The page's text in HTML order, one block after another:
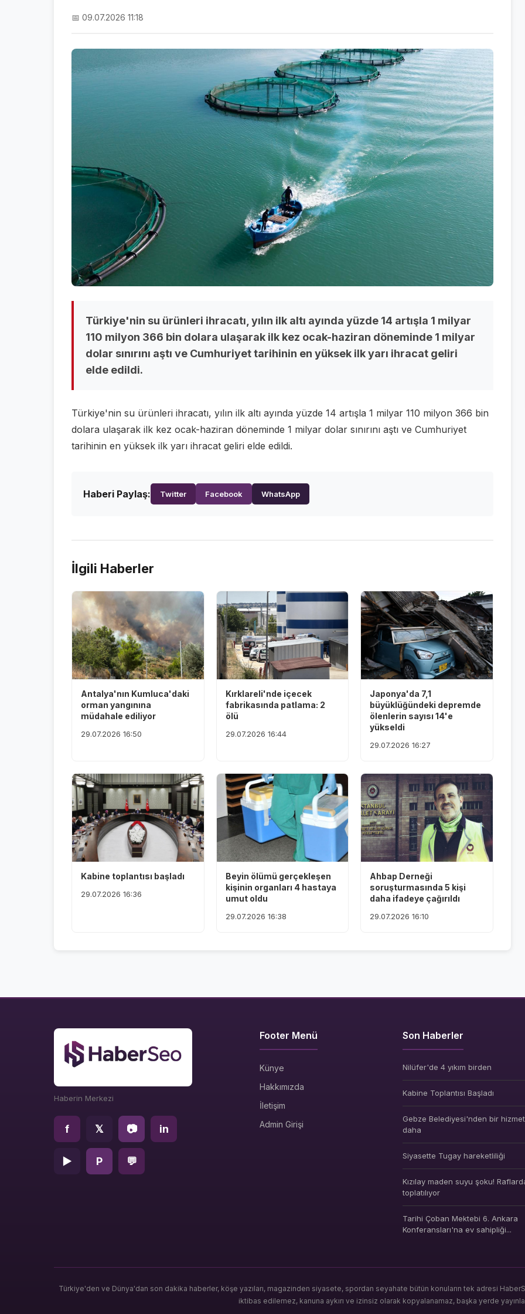
📅 09.07.2026 11:18
Türkiye'nin su ürünleri ihracatı, yılın ilk altı ayında yüzde 14 artışla 1 milyar
110 milyon 366 bin dolara ulaşarak ilk kez ocak-haziran döneminde 1 milyar
dolar sınırını aştı ve Cumhuriyet tarihinin en yüksek ilk yarı ihracat geliri
elde edildi.
Türkiye'nin su ürünleri ihracatı, yılın ilk altı ayında yüzde 14 artışla 1 milyar 110 milyon 366 bin
dolara ulaşarak ilk kez ocak-haziran döneminde 1 milyar dolar sınırını aştı ve Cumhuriyet
tarihinin en yüksek ilk yarı ihracat geliri elde edildi.
Haberi Paylaş: Twitter Facebook WhatsApp
İlgili Haberler
Antalya'nın Kumluca'daki
orman yangınına
müdahale ediliyor
29.07.2026 16:50
Kırklareli'nde içecek
fabrikasında patlama: 2
ölü
29.07.2026 16:44
Japonya'da 7,1
büyüklüğündeki depremde
ölenlerin sayısı 14'e
yükseldi
29.07.2026 16:27
Kabine toplantısı başladı
29.07.2026 16:36
Beyin ölümü gerçekleşen
kişinin organları 4 hastaya
umut oldu
29.07.2026 16:38
Ahbap Derneği
soruşturmasında 5 kişi
daha ifadeye çağırıldı
29.07.2026 16:10
Haberin Merkezi
f 𝕏 📷 in
▶ P 💬
Footer Menü
Künye
Hakkımızda
İletişim
Admin Girişi
Son Haberler
Nilüfer'de 4 yıkım birden
Kabine Toplantısı Başladı
Gebze Belediyesi'nden bir hizmet
daha
Siyasette Tugay hareketliliği
Kızılay maden suyu şoku!
toplatılıyor
Tarihi Çoban Mektebi 6. Ankara
Konferansları'na ev sahipliği...
Türkiye'den ve Dünya'dan son dakika haberler, köşe yazıları, magazinden siyasete, spordan seyahate bütün konuların tek adresi
iktibas edilemez, kanuna aykırı ve izinsiz olarak kopyalanamaz, başka yerde